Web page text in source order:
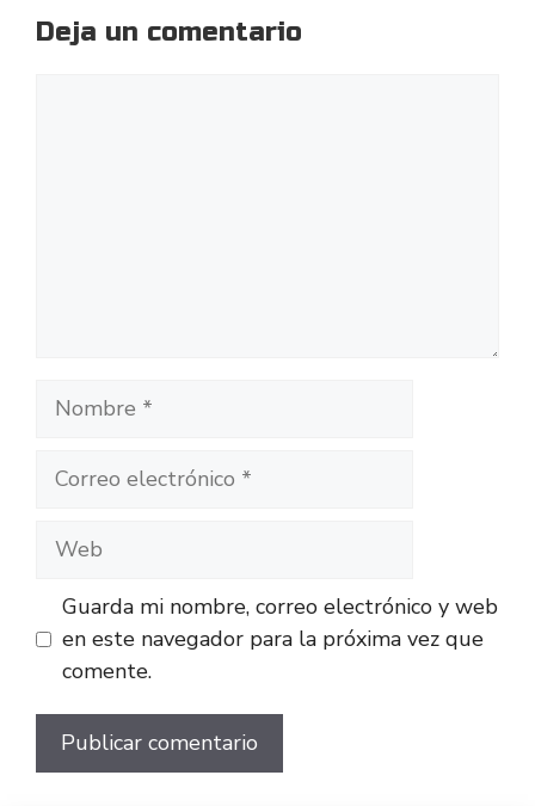
Deja un comentario
Guarda mi nombre, correo electrónico y web
en este navegador para la próxima vez que
comente.